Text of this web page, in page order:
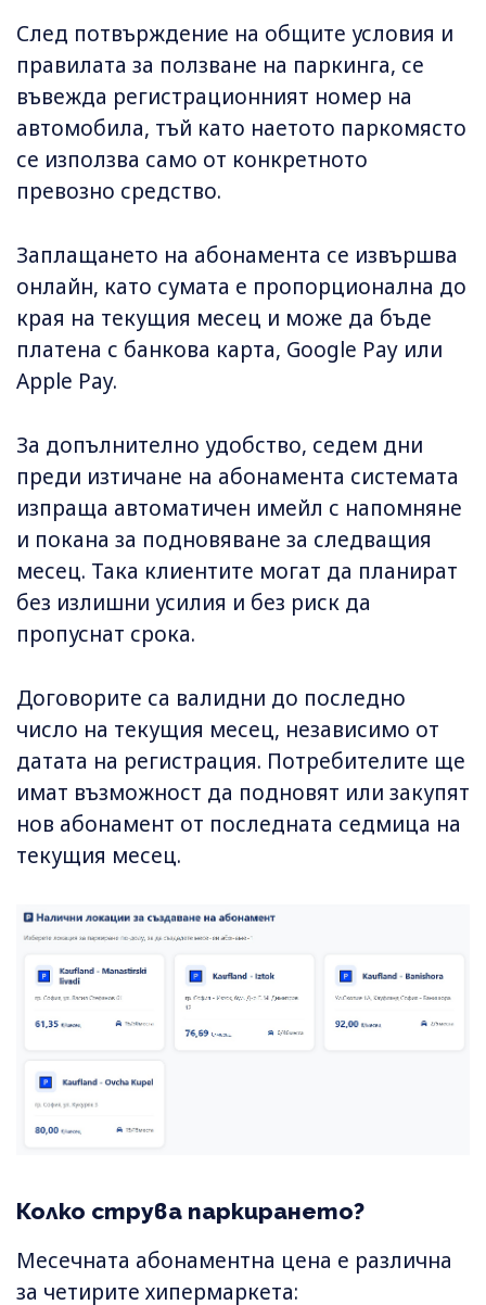
След потвърждение на общите условия и
правилата за ползване на паркинга, се
въвежда регистрационният номер на
автомобила, тъй като наетото паркомясто
се използва само от конкретното
превозно средство.
Заплащането на абонамента се извършва
онлайн, като сумата е пропорционална до
края на текущия месец и може да бъде
платена с банкова карта, Google Pay или
Apple Pay.
За допълнително удобство, седем дни
преди изтичане на абонамента системата
изпраща автоматичен имейл с напомняне
и покана за подновяване за следващия
месец. Така клиентите могат да планират
без излишни усилия и без риск да
пропуснат срока.
Договорите са валидни до последно
число на текущия месец, независимо от
датата на регистрация. Потребителите ще
имат възможност да подновят или закупят
нов абонамент от последната седмица на
текущия месец.
Колко струва паркирането?
Месечната абонаментна цена е различна
за четирите хипермаркета: